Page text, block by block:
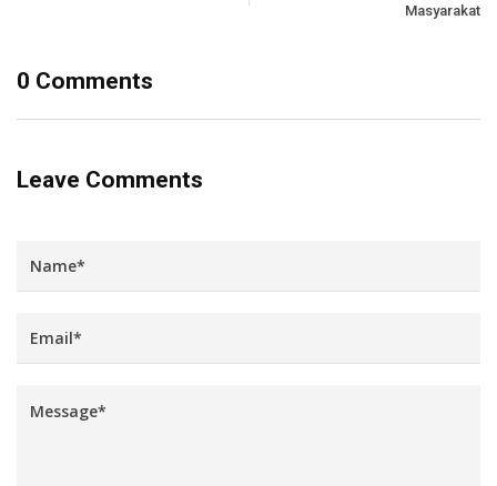
Masyarakat
0 Comments
Leave Comments